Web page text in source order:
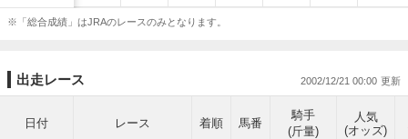
※「総合成績」はJRAのレースのみとなります。
出走レース 2002/12/21 00:00
日付 レース 着順 馬番
騎手
(斤量)
人気
(オッズ)